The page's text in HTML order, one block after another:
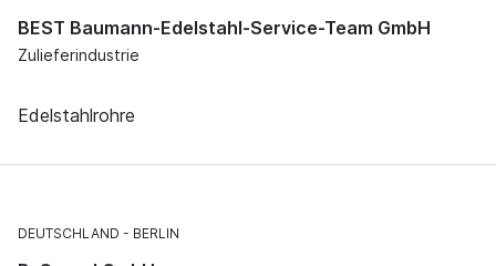
BEST Baumann-Edelstahl-Service-Team GmbH
Zulieferindustrie
Edelstahlrohre
DEUTSCHLAND BERLIN